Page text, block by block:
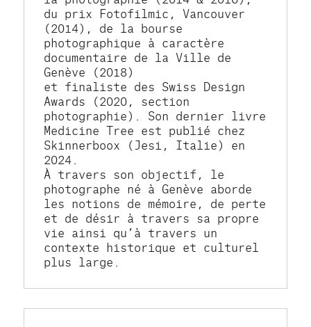
du prix Fotofilmic, Vancouver
(2014), de la bourse
photographique à caractère
documentaire de la Ville de
Genève (2018)
et finaliste des Swiss Design
Awards (2020, section
photographie). Son dernier livre
Medicine Tree est publié chez
Skinnerboox (Jesi, Italie) en
2024.
À travers son objectif, le
photographe né à Genève aborde
les notions de mémoire, de perte
et de désir à travers sa propre
vie ainsi qu’à travers un
contexte historique et culturel
plus large.